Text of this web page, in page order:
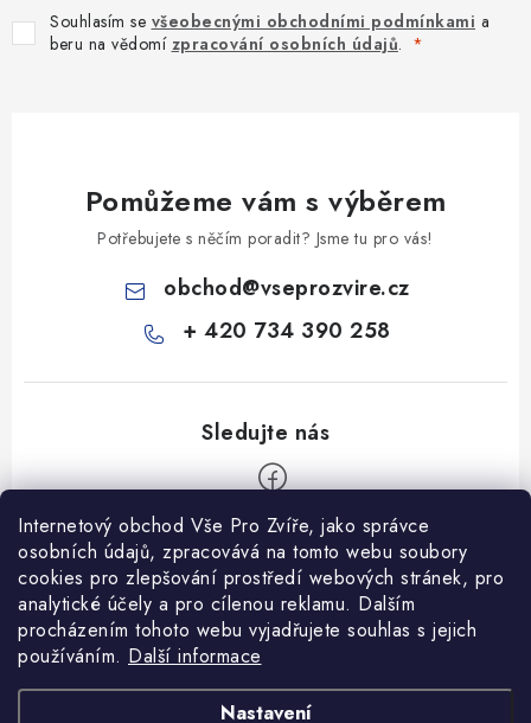
Internetový obchod Vše Pro Zvíře, jako správce
osobních údajů, zpracovává na tomto webu soubory
cookies pro zlepšování prostředí webových stránek, pro
analytické účely a pro cílenou reklamu. Dalším
procházením tohoto webu vyjadřujete souhlas s jejich
používáním. Další informace
Nastavení
Souhlasím se všeobecnými obchodními podmínkami a
beru na vědomí zpracování osobních údajů.
Pomůžeme vám s výběrem
Potřebujete s něčím poradit? Jsme tu pro vás!
obchod@vseprozvire.cz
+ 420 734 390 258
Informace pro Vás
Ceník dopravy
Kontakty
Heuréka recenze